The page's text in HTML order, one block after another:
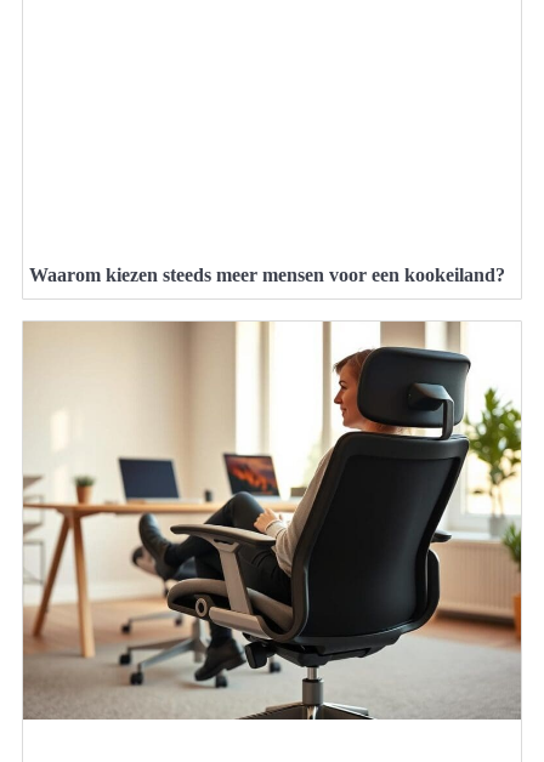
Waarom kiezen steeds meer mensen voor een kookeiland?